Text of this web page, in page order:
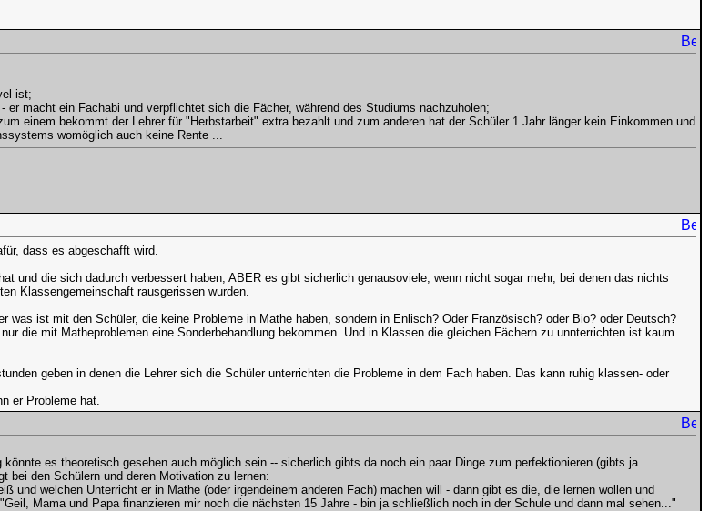
ist;
macht ein Fachabi und verpflichtet sich die Fächer, während des Studiums nachzuholen;
einem bekommt der Lehrer für "Herbstarbeit" extra bezahlt und zum anderen hat der Schüler 1 Jahr länger kein Einkommen und
womöglich auch keine Rente ...
dass es abgeschafft wird.
und die sich dadurch verbessert haben, ABER es gibt sicherlich genausoviele, wenn nicht sogar mehr, bei denen das nichts
Klassengemeinschaft rausgerissen wurden.
was ist mit den Schüler, die keine Probleme in Mathe haben, sondern in Enlisch? Oder Französisch? oder Bio? oder Deutsch?
die mit Matheproblemen eine Sonderbehandlung bekommen. Und in Klassen die gleichen Fächern zu unnterrichten ist kaum
geben in denen die Lehrer sich die Schüler unterrichten die Probleme in dem Fach haben. Das kann ruhig klassen- oder
er Probleme hat.
es theoretisch gesehen auch möglich sein -- sicherlich gibts da noch ein paar Dinge zum perfektionieren (gibts ja
bei den Schülern und deren Motivation zu lernen:
und welchen Unterricht er in Mathe (oder irgendeinem anderen Fach) machen will - dann gibt es die, die lernen wollen und
Mama und Papa finanzieren mir noch die nächsten 15 Jahre - bin ja schließlich noch in der Schule und dann mal sehen..."